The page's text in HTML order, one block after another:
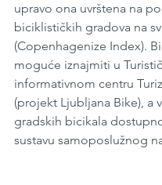
upravo ona uvrštena na
biciklističkih gradova na
(Copenhagenize Index).
moguće iznajmiti u
informativnom centru
(projekt Ljubljana Bike), a
gradskih bicikala
sustavu samoposlužnog